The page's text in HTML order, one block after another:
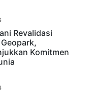
Revalidasi
Komitmen